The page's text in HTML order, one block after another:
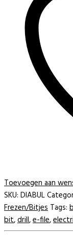
Toevoegen aan
SKU: DIABUL
Frezen/Bitjes Tags:
bit,drill,e-file,